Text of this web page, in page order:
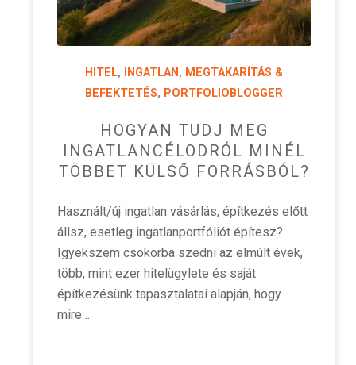
HITEL, INGATLAN , MEGTAKARÍTÁS &
BEFEKTETÉS, PORTFOLIOBLOGGER
HOGYAN TUDJ MEG
INGATLANCÉLODRÓL MINÉL
TÖBBET KÜLSŐ FORRÁSBÓL?
Használt/új ingatlan vásárlás, építkezés előtt
állsz, esetleg ingatlanportfóliót építesz?
Igyekszem csokorba szedni az elmúlt évek,
több, mint ezer hitelügylete és saját
építkezésünk tapasztalatai alapján, hogy
mire…